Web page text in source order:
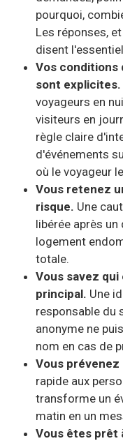
pourquoi,
Les réponses,
disent
Vos conditions
sont explicites.
voyageurs en
visiteurs en
règle claire
d'événements
où le voyageur
Vous retenez
risque. Une
libérée après
logement
totale.
Vous savez
principal. Une
responsable du
anonyme ne
nom en cas de
Vous prévenez
rapide aux
transforme un
matin en un
Vous êtes prêt